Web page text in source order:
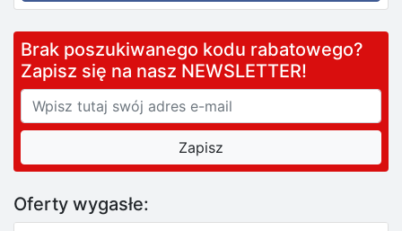
Brak poszukiwanego kodu rabatowego?
Zapisz się na nasz NEWSLETTER!
Oferty wygasłe: